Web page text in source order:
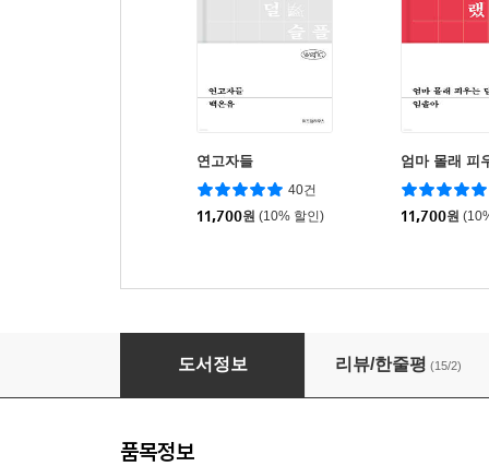
연고자들
40건
11,700원 (10% 할인)
엄마 몰래 피
11,700원
와이카노
도서정보 리뷰/한줄평 (15/2)
품목정보